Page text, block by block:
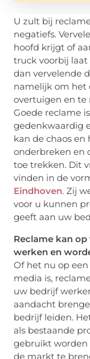
U zult bij
negatiefs.
hoofd krijgt of
truck voorbij laat
dan vervelende
namelijk om het
overtuigen en te
Goede reclame
gedenkwaardig
kan de chaos en
onderbreken en
toe trekken. Dit
vinden in de
Eindhoven. Zij
voor u kunnen
geeft aan uw
Reclame kan
werken en
Of het nu op
media is,
uw bedrijf
aandacht
bedrijf leiden.
als bestaande
gebruikt worden
de markt te